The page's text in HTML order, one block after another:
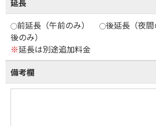
延長
前延長（午前のみ）
後延長（夜
後のみ）
※延長は別途追加料金
備考欄